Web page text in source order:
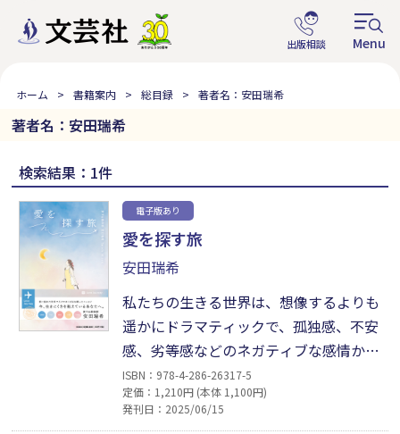
ホーム 書籍案内 総目録 著者名：安田瑞希
著者名：安田瑞希
検索結果：1件
電子版あり
愛を探す旅
安田瑞希
私たちの生きる世界は、想像するよりも
遥かにドラマティックで、孤独感、不安
感、劣等感などのネガティブな感情から
生まれる“生きにくさ”も幸せになるため
に必要な感情だった。どうか、この一冊
が今必要としている人へと届き、少しで
ISBN：978-4-286-26317-5
定価：1,210円 (本体 1,100円)
発刊日：2025/06/15